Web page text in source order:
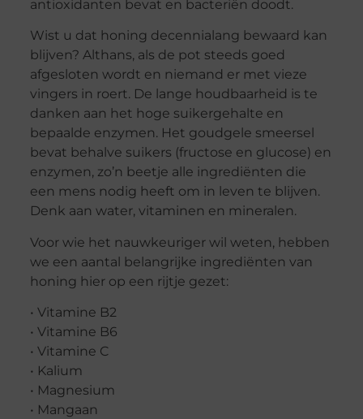
antioxidanten bevat en bacteriën doodt.
Wist u dat honing decennialang bewaard kan
blijven? Althans, als de pot steeds goed
afgesloten wordt en niemand er met vieze
vingers in roert. De lange houdbaarheid is te
danken aan het hoge suikergehalte en
bepaalde enzymen. Het goudgele smeersel
bevat behalve suikers (fructose en glucose) en
enzymen, zo’n beetje alle ingrediënten die
een mens nodig heeft om in leven te blijven.
Denk aan water, vitaminen en mineralen.
Voor wie het nauwkeuriger wil weten, hebben
we een aantal belangrijke ingrediënten van
honing hier op een rijtje gezet:
• Vitamine B2
• Vitamine B6
• Vitamine C
• Kalium
• Magnesium
• Mangaan